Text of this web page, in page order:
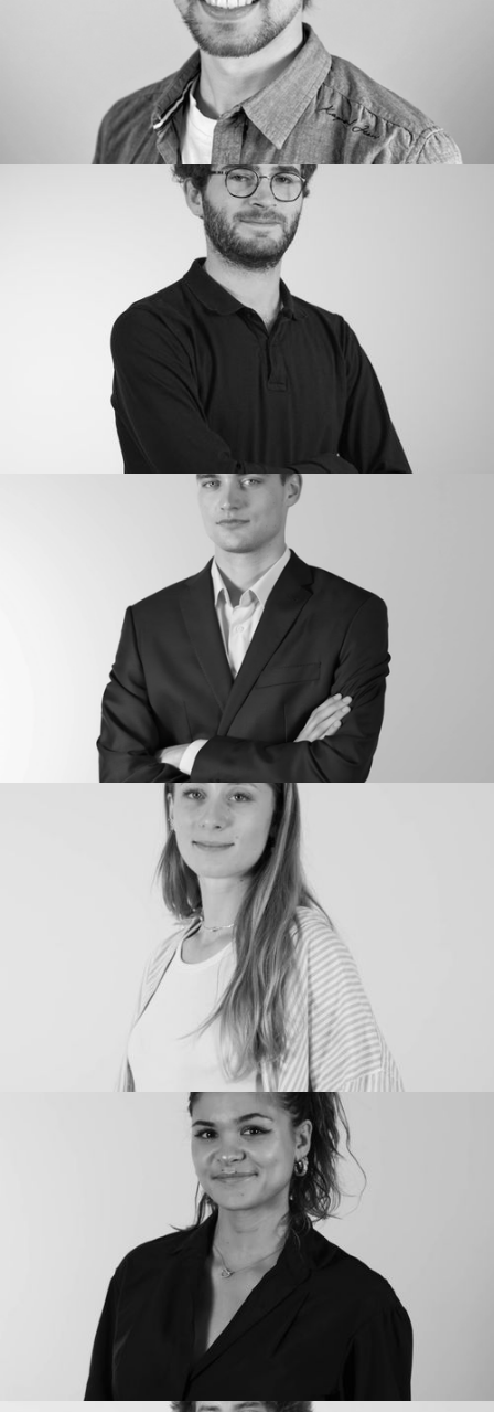
KARINE MANCEL
Learning Expedition Manager
Insights, Formation, Conseil
VALENTIN DUMONT
Chargé de Production Audiovisuelle
ANTONIN JUILLARD
Chef de Projet Digital
Relation Entreprises et Membres
EYTHAN LANGLO
Consultant en IA & transformation digitale
Insights, Formation, Conseil
JUDITH VALDAN
Brand & Visual designer
Opérations